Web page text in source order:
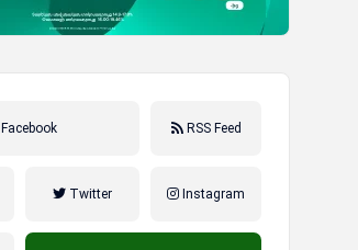
Facebook RSS Feed
Twitter Instagram